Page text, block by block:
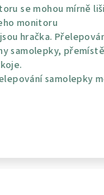
se mohou mírně
monitoru
hračka.
samolepky,
samolepky